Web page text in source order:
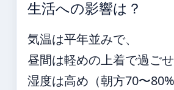
生活への影響は？
気温は平年並みで、
昼間は軽めの上着で過ごせ
湿度は高め（朝方70〜80%